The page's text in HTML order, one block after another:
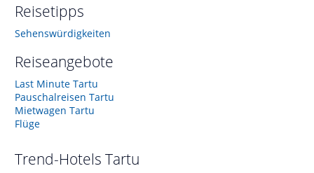
Reisetipps
Sehenswürdigkeiten
Reiseangebote
Last Minute Tartu
Pauschalreisen Tartu
Mietwagen Tartu
Flüge
Trend-Hotels Tartu